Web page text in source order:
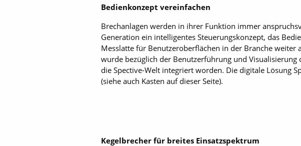
Bedienkonzept vereinfachen
Brechanlagen werden in ihrer Funktion immer
Generation ein intelligentes Steuerungskonzept, das
Messlatte für Benutzeroberflächen in der Branche
wurde bezüglich der Benutzerführung und
die Spective-Welt integriert worden. Die digitale Lösung
(siehe auch Kasten auf dieser Seite).
Kegelbrecher für breites Einsatzspektrum